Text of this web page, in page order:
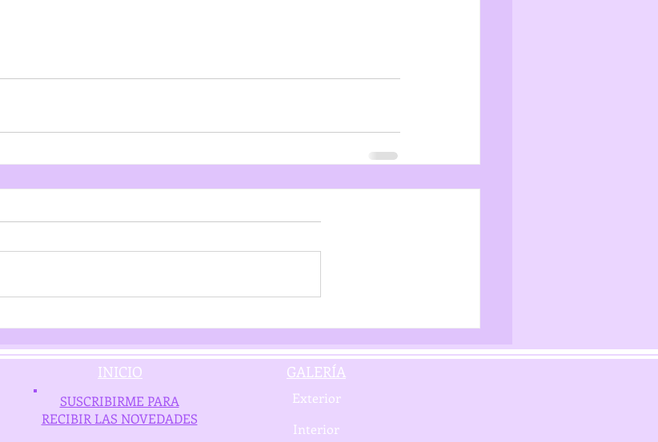
INICIO
SUSCRIBIRME PARA
RECIBIR LAS NOVEDADES
GALERÍA
Exterior
Interior